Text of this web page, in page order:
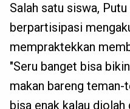
Salah satu siswa,
berpartisipasi
mempraktekkan
"Seru banget bisa
makan bareng teman-
bisa enak kalau diolah